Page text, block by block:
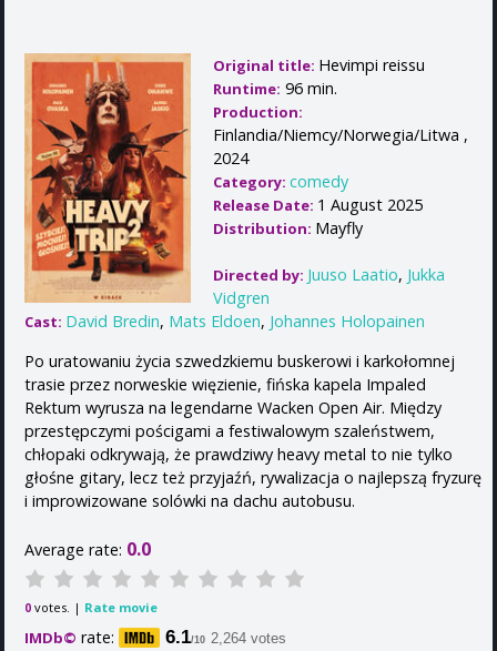
Original title: Hevimpi reissu
Runtime: 96 min.
Production:
Finlandia/Niemcy/Norwegia/Litwa ,
2024
Category: comedy
Release Date: 1 August 2025
Distribution: Mayfly
Directed by: Juuso Laatio, Jukka
Vidgren
Cast: David Bredin, Mats Eldoen, Johannes Holopainen
Po uratowaniu życia szwedzkiemu buskerowi i karkołomnej
trasie przez norweskie więzienie, fińska kapela Impaled
Rektum wyrusza na legendarne Wacken Open Air. Między
przestępczymi pościgami a festiwalowym szaleństwem,
chłopaki odkrywają, że prawdziwy heavy metal to nie tylko
głośne gitary, lecz też przyjaźń, rywalizacja o najlepszą fryzurę
i improwizowane solówki na dachu autobusu.
Average rate: 0.0
0 votes. | Rate movie
IMDb© rate: 6.1/10 2,264 votes